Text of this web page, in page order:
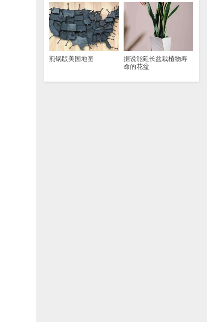
煎锅版美国地图
据说能延长盆栽植物寿
命的花盆